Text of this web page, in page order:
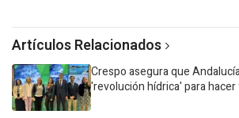
Artículos Relacionados
Crespo asegura que
'revolución hídrica' para